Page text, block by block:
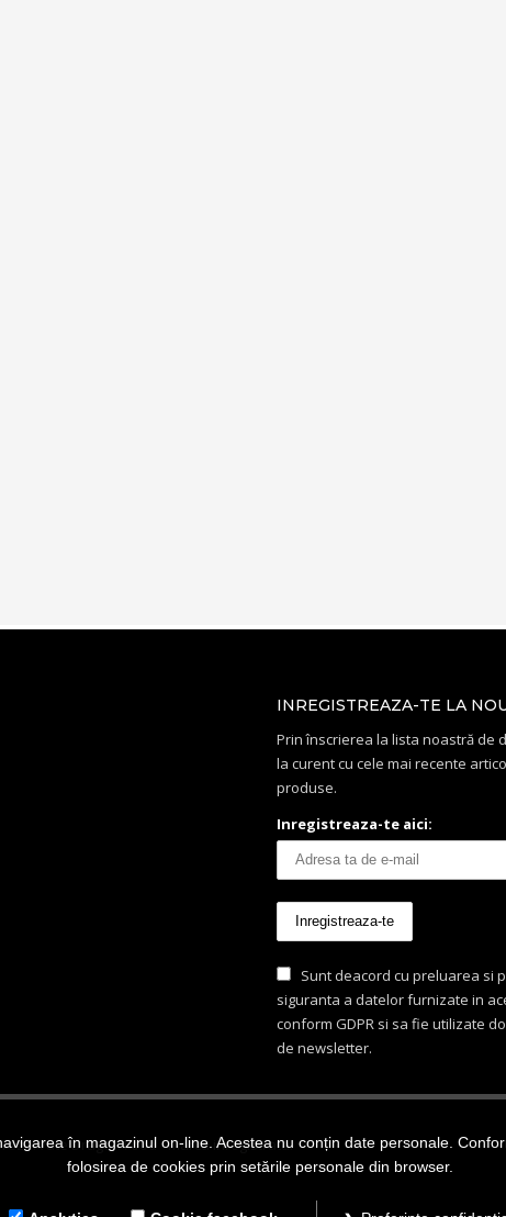
INREGISTREAZA-TE LA
Prin înscrierea la lista noastră de
la curent cu cele mai recente
produse.
Inregistreaza-te aici:
Sunt deacord cu preluarea si
siguranta a datelor furnizate in
conform GDPR si sa fie utilizate
de newsletter.
Dragon Food - marca inregistrata.
în magazinul on-line. Acestea nu conțin date personale.
folosirea de cookies prin setările personale din browser.